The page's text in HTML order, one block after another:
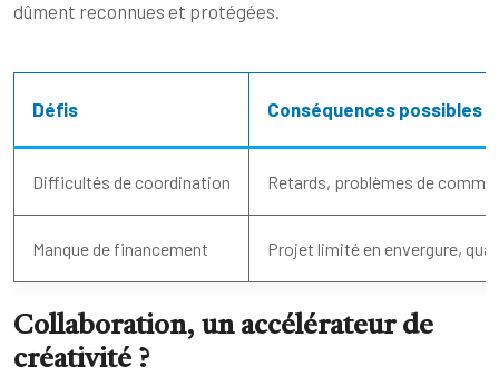
dûment reconnues et protégées.
Défis Conséquences possibles
Difficultés de coordination Retards, problèmes de
Manque de financement Projet limité en envergure,
Collaboration, un accélérateur de
créativité ?